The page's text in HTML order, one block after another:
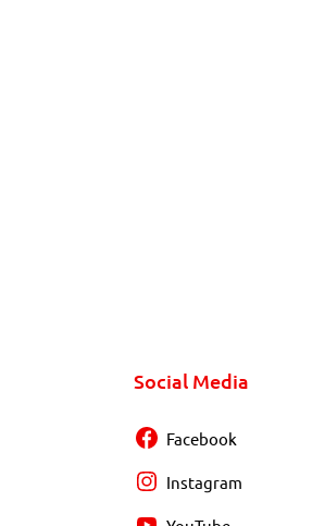
Social Media
Facebook
Instagram